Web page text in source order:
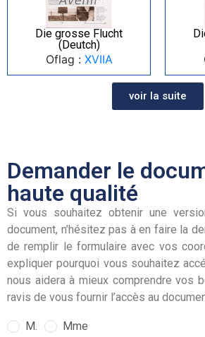
Die grosse Flucht
(Deutch)
Oflag : XVIIA
voir la suite
Demander le
haute qualité
Si vous souhaitez obtenir une
document, n’hésitez pas à en faire la
de remplir le formulaire avec vos
expliquer pourquoi vous souhaitez
nous aidera à mieux comprendre vos
ravis de vous fournir l’accès au
M.
Mme